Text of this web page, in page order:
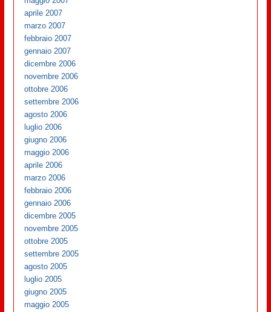
aprile 2007
marzo 2007
febbraio 2007
gennaio 2007
dicembre 2006
novembre 2006
ottobre 2006
settembre 2006
agosto 2006
luglio 2006
giugno 2006
maggio 2006
aprile 2006
marzo 2006
febbraio 2006
gennaio 2006
dicembre 2005
novembre 2005
ottobre 2005
settembre 2005
agosto 2005
luglio 2005
giugno 2005
maggio 2005